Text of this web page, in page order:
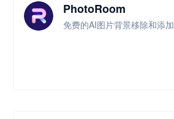
PhotoRoom
免费的AI图片背景移除和添加